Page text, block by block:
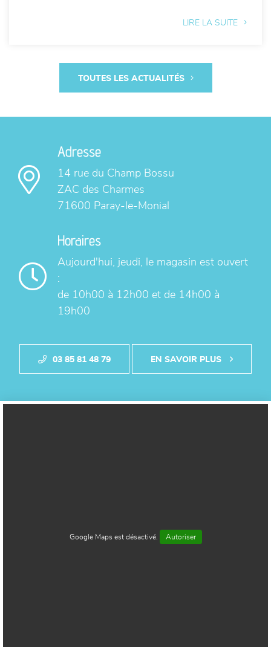
LIRE LA SUITE
TOUTES LES ACTUALITÉS
Adresse
14 rue du Champ Bossu
ZAC des Charmes
71600 Paray-le-Monial
Horaires
Aujourd'hui, jeudi, le magasin est ouvert
:
de 10h00 à 12h00 et de 14h00 à
19h00
03 85 81 48 79 EN SAVOIR PLUS
Google Maps est désactivé. Autoriser